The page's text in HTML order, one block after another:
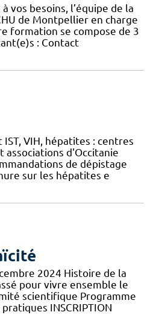
vos besoins, l’équipe de la
de Montpellier en charge
formation se compose de 3
: Contact
VIH, hépatites : centres
d'Occitanie
de dépistage
sur les hépatites e
2024 Histoire de la
pour vivre ensemble le
scientifique Programme
​INSCRIPTION